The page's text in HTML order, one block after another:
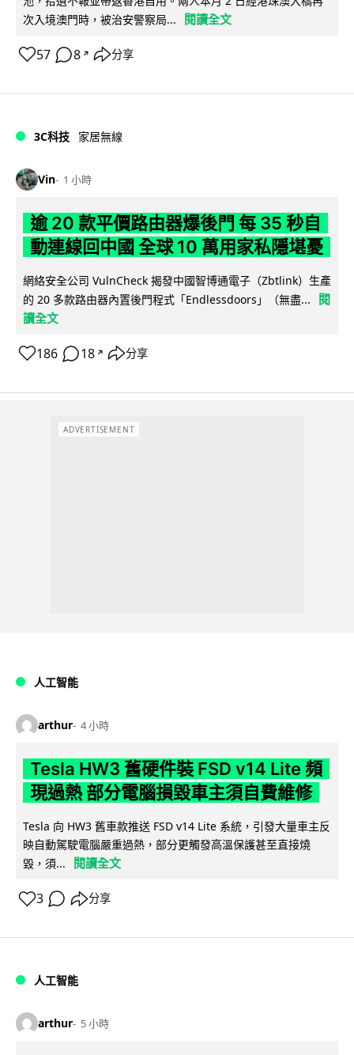
次入境澳門時，被治安警察局...
閱讀全文
57 8 ↗ 分享
3C科技 家居無線
Vin 1 小時
逾 20 款平價路由器爆後門 每 35 秒自
動連線回中國 全球 10 萬用家私隱堪憂
網絡安全公司 VulnCheck 揭發中國智博通電子（Zbtlink）生產
的 20 多款路由器內置後門程式「Endlessdoors」（無盡...
閱
讀全文
186 18 ↗ 分享
ADVERTISEMENT
人工智能
arthur 4 小時
Tesla HW3 舊硬件裝 FSD v14 Lite 頻
現過熱 部分電腦損毀車主須自費維修
Tesla 向 HW3 舊車款推送 FSD v14 Lite 系統，引發大量車主反
映自動駕駛電腦嚴重過熱，部分更觸發高溫保護甚至直接燒
毀，須...
閱讀全文
3 分享
人工智能
arthur 5 小時